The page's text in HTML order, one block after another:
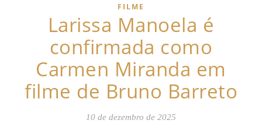
FILME
Larissa Manoela é
confirmada como
Carmen Miranda em
filme de Bruno Barreto
10 de dezembro de 2025